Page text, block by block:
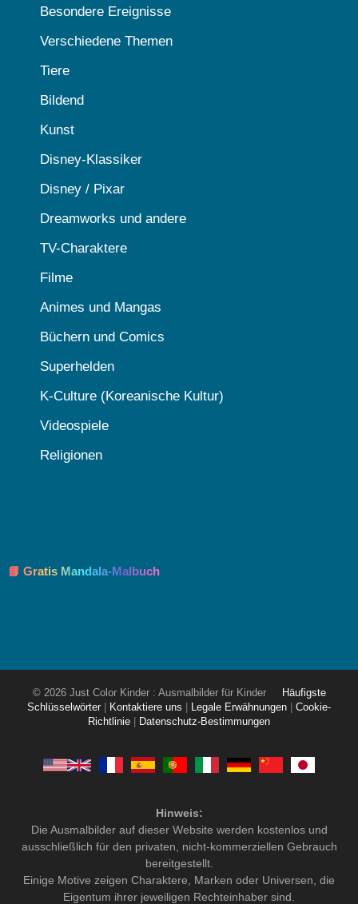
Besondere Ereignisse
Verschiedene Themen
Tiere
Bildend
Kunst
Disney-Klassiker
Disney / Pixar
Dreamworks und andere
TV-Charaktere
Filme
Animes und Mangas
Büchern und Comics
Superhelden
K-Culture (Koreanische Kultur)
Videospiele
Religionen
📘 Gratis Mandala-Malbuch
© 2026 Just Color Kinder : Ausmalbilder für Kinder
Häufigste
Schlüsselwörter
Kontaktiere uns Legale Erwähnungen
Cookie-
Richtlinie
Datenschutz-Bestimmungen
Hinweis:
Die Ausmalbilder auf dieser Website werden kostenlos und
ausschließlich für den privaten, nicht-kommerziellen Gebrauch
bereitgestellt.
Einige Motive zeigen Charaktere, Marken oder Universen, die
Eigentum ihrer jeweiligen Rechteinhaber sind.